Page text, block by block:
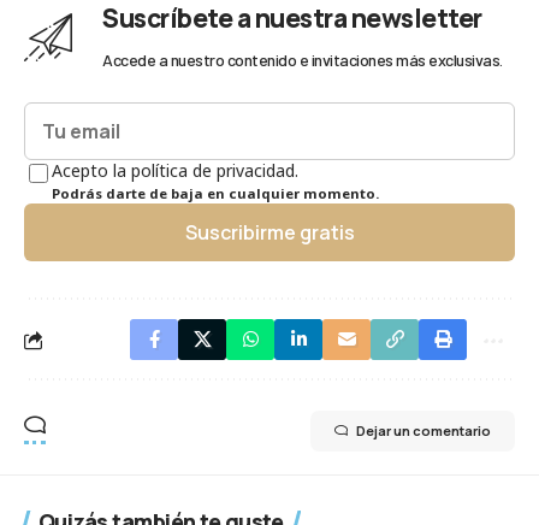
Suscríbete a nuestra newsletter
Accede a nuestro contenido e invitaciones más exclusivas.
Acepto la política de privacidad.
Podrás darte de baja en cualquier momento.
Suscribirme gratis
Dejar un comentario